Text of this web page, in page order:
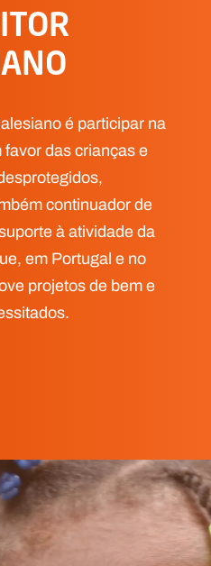
é participar na
das crianças e
continuador de
à atividade da
em Portugal e no
projetos de bem e